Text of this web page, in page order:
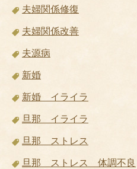
夫婦関係修復
夫婦関係改善
夫源病
新婚
新婚 イライラ
旦那 イライラ
旦那 ストレス
旦那 ストレス 体調不良